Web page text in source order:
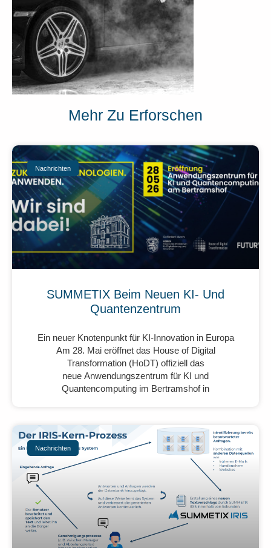
Mehr Zu Erforschen
Nachrichten
SUMMETIX Beim Neuen KI- Und
Quantenzentrum
Ein neuer Knotenpunkt für KI-Innovation in Europa
Am 28. Mai eröffnet das House of Digital
Transformation (HoDT) offiziell das
neue Anwendungszentrum für KI und
Quantencomputing im Bertramshof in
Nachrichten